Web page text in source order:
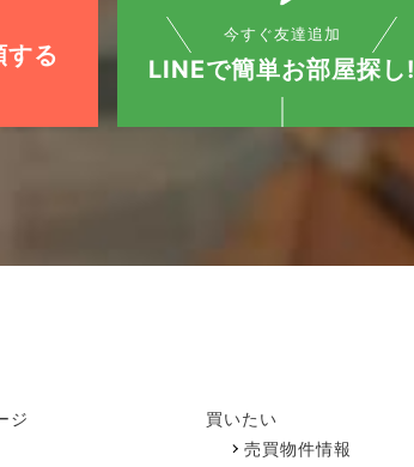
る
今すぐ友達追加
LINEで簡単お部屋探し!
ジ
買いたい
売買物件情報